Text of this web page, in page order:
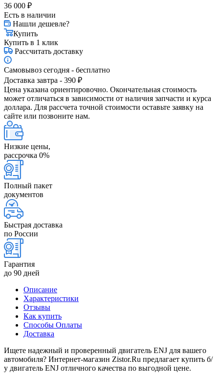
36 000 ₽
Есть в наличии
Нашли дешевле?
Купить
Купить в 1 клик
Рассчитать доставку
Самовывоз сегодня - бесплатно
Доставка завтра - 390 ₽
Цена указана ориентировочно. Окончательная стоимость
может отличаться в зависимости от наличия запчасти и курса
доллара. Для рассчета точной стоимости оставьте заявку на
сайте или позвоните нам.
Низкие цены,
рассрочка 0%
Полный пакет
документов
Быстрая доставка
по России
Гарантия
до 90 дней
Описание
Характеристики
Отзывы
Как купить
Способы Оплаты
Доставка
Ищете надежный и проверенный двигатель ENJ для вашего
автомобиля? Интернет-магазин Zistor.Ru предлагает купить б/
у двигатель ENJ отличного качества по выгодной цене.